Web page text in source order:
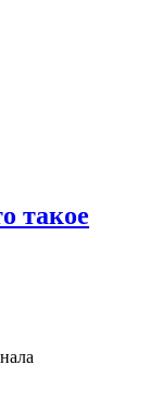
такое